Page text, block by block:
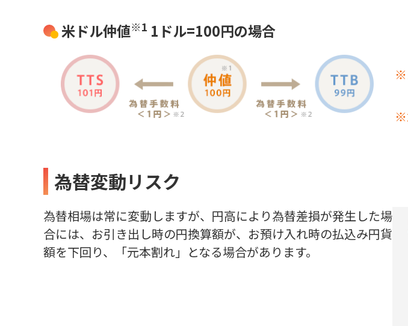
米ドル仲値※1 1ドル=100円の場合
為替変動リスク
為替相場は常に変動しますが、円高により為替差損が発生した場
合には、お引き出し時の円換算額が、お預け入れ時の払込み円貨
額を下回り、「元本割れ」となる場合があります。